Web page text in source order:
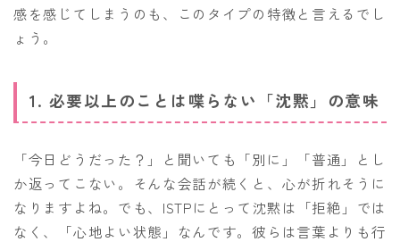
感を感じてしまうのも、このタイプの特徴と言えるでし
ょう。
1. 必要以上のことは喋らない「沈黙」の意味
「今日どうだった？」と聞いても「別に」「普通」とし
か返ってこない。そんな会話が続くと、心が折れそうに
なりますよね。でも、ISTPにとって沈黙は「拒絶」では
なく、「心地よい状態」なんです。彼らは言葉よりも行